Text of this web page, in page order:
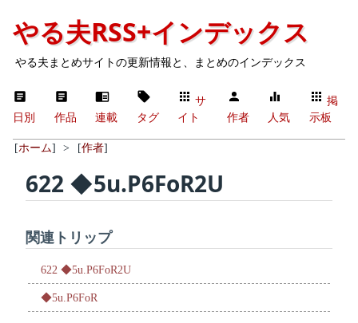
やる夫RSS+インデックス
やる夫まとめサイトの更新情報と、まとめのインデックス
日別 作品 連載 タグ
サ
イト
作者 人気
掲
示板
[ホーム] > [作者]
622 ◆5u.P6FoR2U
関連トリップ
622 ◆5u.P6FoR2U
◆5u.P6FoR